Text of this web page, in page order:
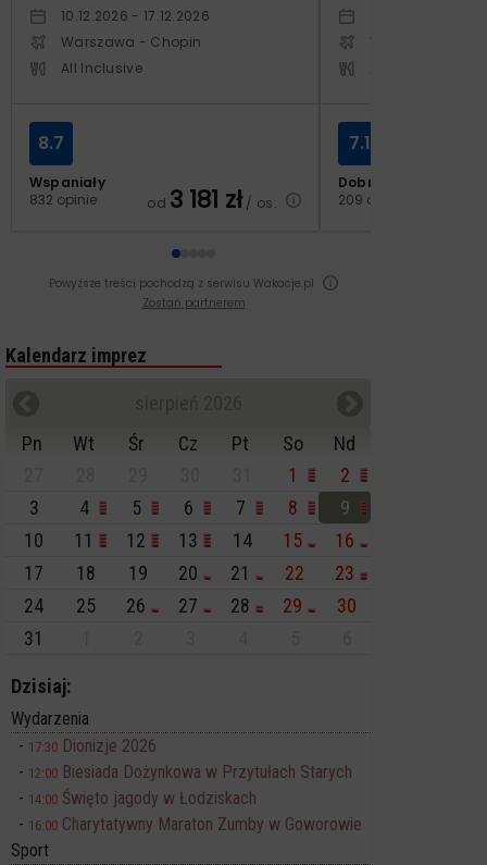
10.12.2026 - 17.12.2026
Warszawa - Chopin
All Inclusive
Wspaniały
832 opinie
8.7
od 3 181 zł/ os.
Warszawa -
Dobry
209 opinii
7.1
Powyższe treści pochodzą z serwisu Wakacje.pl
Zostań partnerem
Kalendarz imprez
Pn
Wt Śr Cz Pt So
Nd
1
2
3
4 5 6 7 8
9
10
11 12 13 14 15
16
17
18 19 20 21 22
23
24
25 26 27 28 29
30
31
Dzisiaj:
Wydarzenia
17:30 Dionizje 2026
12:00 Biesiada Dożynkowa w Przytułach Starych
14:00 Święto jagody w Łodziskach
16:00 Charytatywny Maraton Zumby w Goworowie
Sport